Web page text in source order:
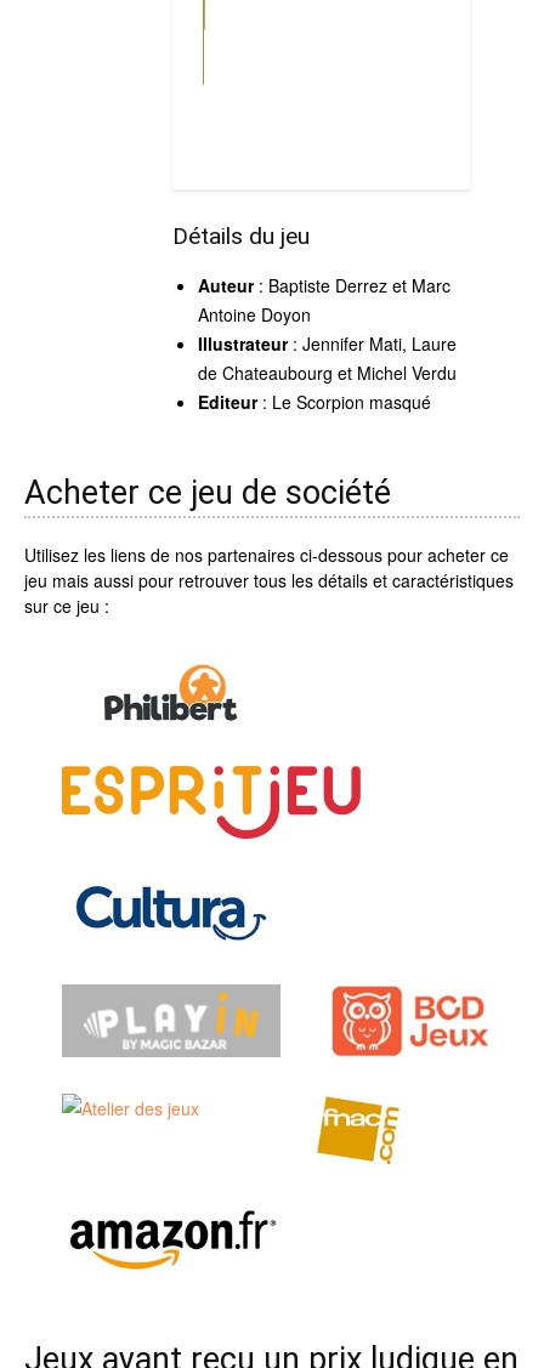
Détails du jeu
Auteur: Baptiste Derrez et Marc
Antoine Doyon
Illustrateur: Jennifer Mati, Laure
de Chateaubourg et Michel Verdu
Editeur: Le Scorpion masqué
Acheter ce jeu de société
Utilisez les liens de nos partenaires ci-dessous pour acheter ce
jeu mais aussi pour retrouver tous les détails et caractéristiques
sur ce jeu :
Jeux ayant reçu un prix ludique en